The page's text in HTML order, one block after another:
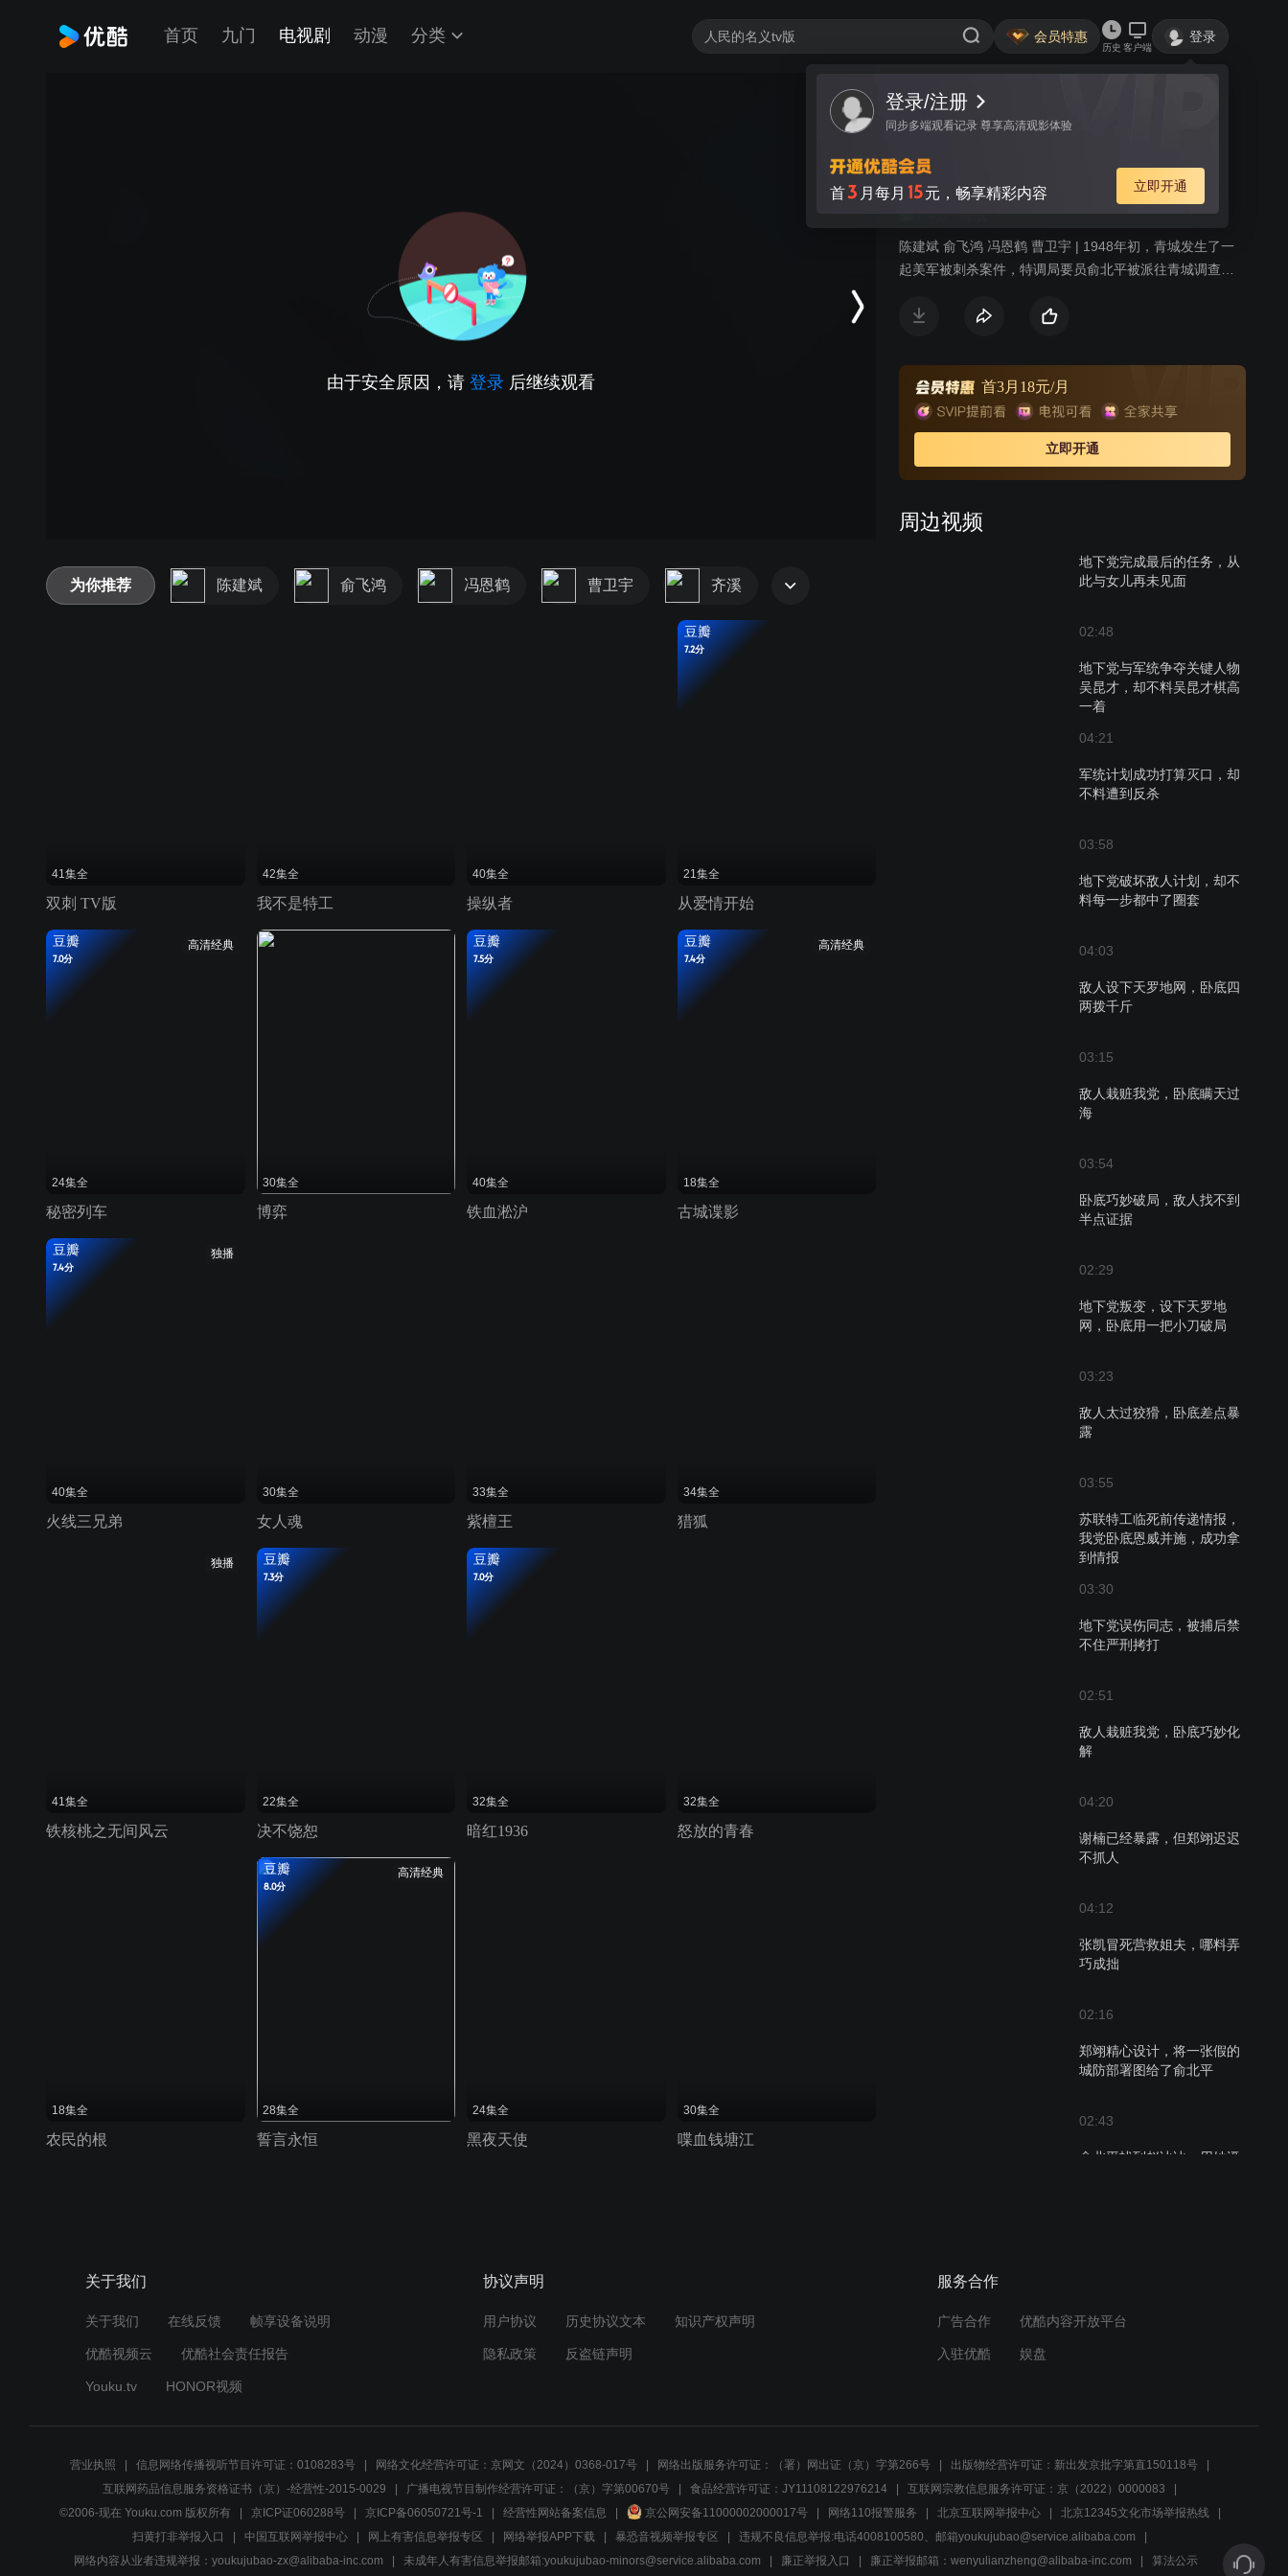
首页 九门 电视剧 动漫 分类 会员特惠
历史 客户端
登录
登录/注册
同步多端观看记录 尊享高清观影体验
首3 月每月 15元，畅享精彩内容 立即开通
由于安全原因，请 登录 后继续观看
视频 讨论
父亲的身份
陈建斌 俞飞鸿 冯恩鹤 曹卫宇 | 1948年初，青城发生了一
起美军被刺杀案件，特调局要员俞北平被派往青城调查此
别自己的身份。深陷危机的俞北平在青城见到失散多年的
之以鼻，正爱着一名有家室的教授，让俞北平很苦恼。俞
北平一方面要完成组织最高任务，一方面小心翼翼保护着
自己的两个女儿。最终，大女儿为保护他而牺牲，小女儿
直到和父亲分离，才恍然明白：父亲是一名真正的共产党
员。但从此两人却永隔天涯。
首3月18元/月
立即开通
周边视频
地下党完成最后的任务，从
此与女儿再未见面
02:48
地下党与军统争夺关键人物
吴昆才，却不料吴昆才棋高
一着
04:21
军统计划成功打算灭口，却
不料遭到反杀
03:58
地下党破坏敌人计划，却不
料每一步都中了圈套
04:03
敌人设下天罗地网，卧底四
两拨千斤
03:15
敌人栽赃我党，卧底瞒天过
海
03:54
卧底巧妙破局，敌人找不到
半点证据
02:29
地下党叛变，设下天罗地
网，卧底用一把小刀破局
03:23
敌人太过狡猾，卧底差点暴
露
03:55
苏联特工临死前传递情报，
我党卧底恩威并施，成功拿
到情报
03:30
地下党误伤同志，被捕后禁
不住严刑拷打
02:51
敌人栽赃我党，卧底巧妙化
解
04:20
谢楠已经暴露，但郑翊迟迟
不抓人
04:12
张凯冒死营救姐夫，哪料弄
巧成拙
02:16
郑翊精心设计，将一张假的
城防部署图给了俞北平
02:43
俞北平找到赵冰冰，用她逼
如果你是清白的，那就证明
给他们看
为你推荐 陈建斌 俞飞鸿 冯恩鹤 曹卫宇 齐溪
41集全
双刺 TV版
42集全
我不是特工
40集全
操纵者
豆瓣
7.2分
21集全
从爱情开始
高清经典
豆瓣
7.0分
24集全
秘密列车
30集全
博弈
豆瓣
7.5分
40集全
铁血淞沪
高清经典
豆瓣
7.4分
18集全
古城谍影
独播
豆瓣
7.4分
40集全
火线三兄弟
30集全
女人魂
33集全
紫檀王
34集全
猎狐
独播
41集全
铁核桃之无间风云
豆瓣
7.3分
22集全
决不饶恕
豆瓣
7.0分
32集全
暗红1936
32集全
怒放的青春
18集全
农民的根
高清经典
豆瓣
8.0分
28集全
誓言永恒
24集全
黑夜天使
30集全
喋血钱塘江
关于我们
关于我们 在线反馈 帧享设备说明
优酷视频云 优酷社会责任报告
Youku.tv HONOR视频
协议声明
用户协议 历史协议文本 知识产权声明
隐私政策 反盗链声明
服务合作
广告合作 优酷内容开放平台
入驻优酷 娱盘
营业执照 信息网络传播视听节目许可证：0108283号 网络文化经营许可证：京网文（2024）0368-017号 网络出版服务许可证：（署）网出证（京）字第266号
出版物经营许可证：新出发京批字第直150118号
互联网药品信息服务资格证书（京）-经营性-2015-0029
广播电视节目制作经营许可证：（京）字第00670号 食品经营许可证：JY11108122976214
互联网宗教信息服务许可证：京（2022）0000083
©2006-现在 Youku.com 版权所有
京ICP证060288号 京ICP备06050721号-1 经营性网站备案信息 京公网安备11000002000017号 网络110报警服务 北京互联网举报中心
北京12345文化市场举报热线
扫黄打非举报入口
中国互联网举报中心 网上有害信息举报专区 网络举报APP下载 暴恐音视频举报专区
违规不良信息举报:电话4008100580、邮箱youkujubao@service.alibaba.com
网络内容从业者违规举报：youkujubao-zx@alibaba-inc.com
未成年人有害信息举报邮箱:youkujubao-minors@service.alibaba.com 廉正举报入口 廉正举报邮箱：wenyulianzheng@alibaba-inc.com 算法公示